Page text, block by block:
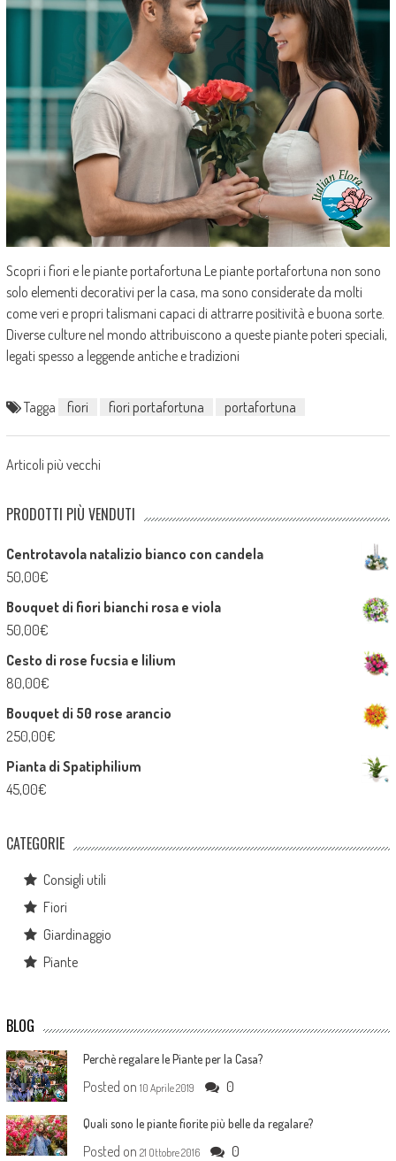
Scopri i fiori e le piante portafortuna Le piante portafortuna non sono
solo elementi decorativi per la casa, ma sono considerate da molti
come veri e propri talismani capaci di attrarre positività e buona sorte.
Diverse culture nel mondo attribuiscono a queste piante poteri speciali,
legati spesso a leggende antiche e tradizioni
Tagga fiori fiori portafortuna portafortuna
Posts
navigation
Articoli più vecchi
PRODOTTI PIÙ VENDUTI
Centrotavola natalizio bianco con candela
50,00€
Bouquet di fiori bianchi rosa e viola
50,00€
Cesto di rose fucsia e lilium
80,00€
Bouquet di 50 rose arancio
250,00€
Pianta di Spatiphilium
45,00€
CATEGORIE
Consigli utili
Fiori
Giardinaggio
Piante
BLOG
Perchè regalare le Piante per la Casa?
Posted on 10 Aprile 2019 0
Quali sono le piante fiorite più belle da regalare?
Posted on 21 Ottobre 2016 0